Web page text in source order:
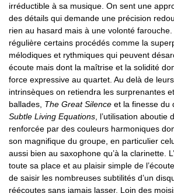
irréductible à sa musique. On sent une
des détails qui demande une précision
rien au hasard mais à une volonté
régulière certains procédés comme la
mélodiques et rythmiques qui peuvent
écoute mais dont la maîtrise et la solidité
force expressive au quartet. Au delà de
intrinsèques on retiendra les surprenantes
ballades, The Great Silence et la finesse du
Subtle Living Equations , l’utilisation aboutie
renforcée par des couleurs harmoniques
son magnifique du groupe, en particulier
aussi bien au saxophone qu’à la clarinette.
toute sa place et au plaisir simple de
de saisir les nombreuses subtilités d’un
réécoutes sans jamais lasser. Loin des